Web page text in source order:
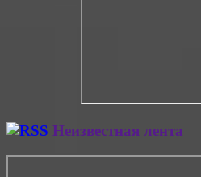
Неизвестная лента